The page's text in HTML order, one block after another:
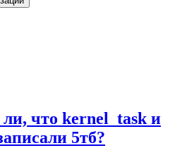
что kernel_task и
5тб?